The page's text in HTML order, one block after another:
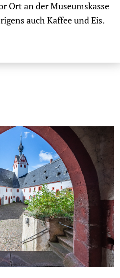
Ort an der Museumskasse
auch Kaffee und Eis.